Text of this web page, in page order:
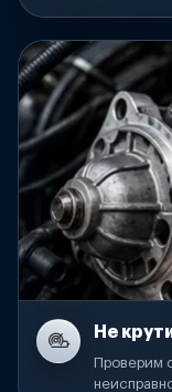
Не
Проверим